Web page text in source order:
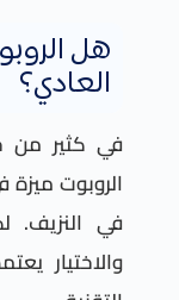
هل
العادي؟
في كثير من
الروبوت ميزة
في النزيف.
والاختيار